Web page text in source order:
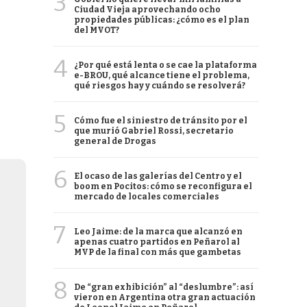
Ciudad Vieja aprovechando ocho
propiedades públicas: ¿cómo es el plan
del MVOT?
4
¿Por qué está lenta o se cae la plataforma
e-BROU, qué alcance tiene el problema,
qué riesgos hay y cuándo se resolverá?
5
Cómo fue el siniestro de tránsito por el
que murió Gabriel Rossi, secretario
general de Drogas
6
El ocaso de las galerías del Centro y el
boom en Pocitos: cómo se reconfigura el
mercado de locales comerciales
7
Leo Jaime: de la marca que alcanzó en
apenas cuatro partidos en Peñarol al
MVP de la final con más que gambetas
8
De “gran exhibición” al “deslumbre”: así
vieron en Argentina otra gran actuación